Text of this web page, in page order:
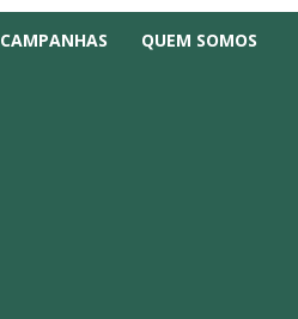
CAMPANHAS QUEM SOMOS